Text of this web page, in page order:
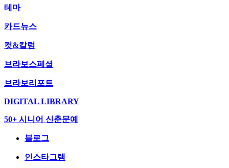
테마
카드뉴스
컷&칼럼
브라보스페셜
브라보리포트
DIGITAL LIBRARY
50+ 시니어 신춘문예
블로그
인스타그램